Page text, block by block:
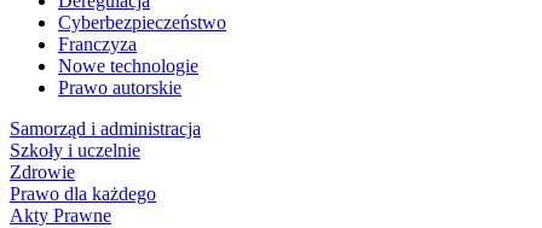
Cyberbezpieczeństwo
Franczyza
Nowe technologie
Prawo autorskie
Samorząd i administracja
Szkoły i uczelnie
Zdrowie
Prawo dla każdego
Akty Prawne